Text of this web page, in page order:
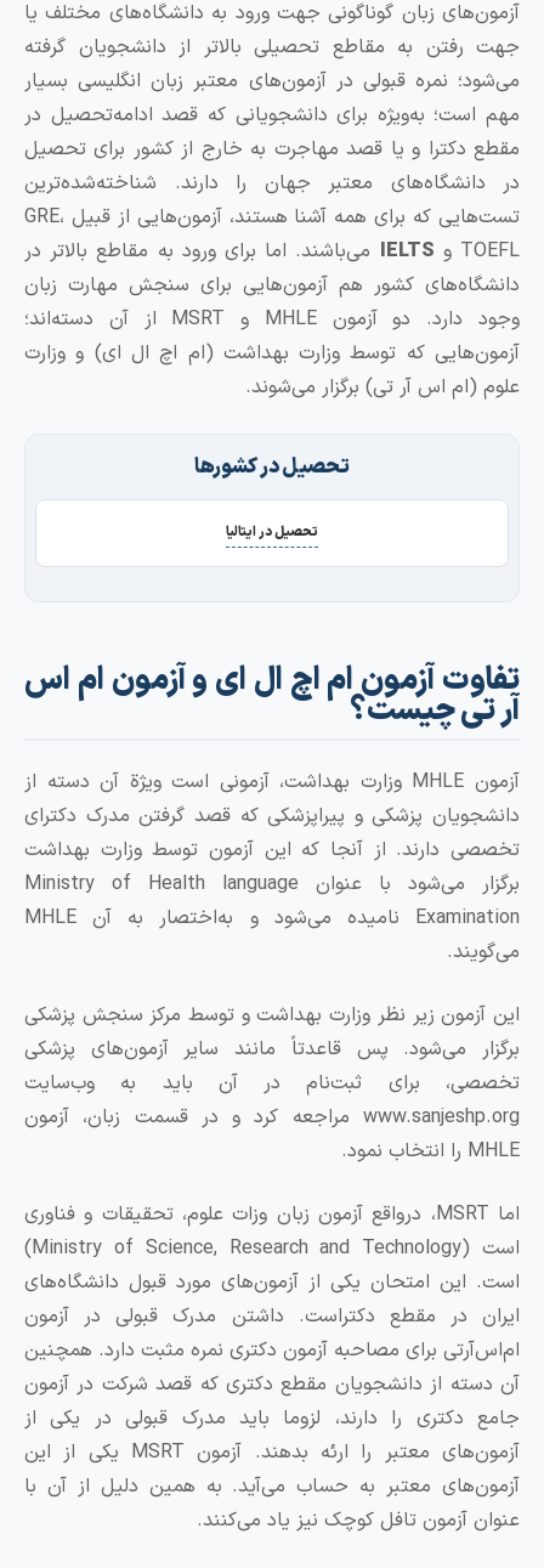
زبان گوناگونی جهت ورود به دانشگاه‌های مختلف یا
به مقاطع تحصیلی بالاتر از دانشجویان گرفته
نمره قبولی در آزمون‌های معتبر زبان انگلیسی بسیار
به‌ویژه برای دانشجویانی که قصد ادامه‌‌تحصیل در
و یا قصد مهاجرت به خارج از کشور برای تحصیل
معتبر جهان را دارند. شناخته‌شده‌ترین
تست‌هایی که برای همه آشنا هستند، آزمون‌هایی از قبیل GRE،
IELTSمی‌باشند. اما برای ورود به مقاطع بالاتر در
کشور هم آزمون‌هایی برای سنجش مهارت زبان
وجود دارد. دو آزمون MHLE و MSRT از آن دسته‌اند؛
که توسط وزارت بهداشت (ام اچ ال ای) و وزارت
اس آر تی) برگزار می‌شوند.
تحصیل در کشورها
تحصیل در ایتالیا
آزمون ام اچ ال ای و آزمون ام اس
چیست؟
آزمون MHLE وزارت بهداشت، آزمونی است ویژة آن دسته از
پزشکی و پیراپزشکی که قصد گرفتن مدرک دکترای
دارند. از آنجا که این آزمون توسط وزارت بهداشت
برگزار می‌شود با عنوان Ministry of Health language
Examination نامیده می‌شود و به‌اختصار به آن MHLE
زیر نظر وزارت بهداشت و توسط مرکز سنجش پزشکی
می‌شود. پس قاعدتاً مانند سایر آزمون‌های پزشکی
برای ثبت‌نام در آن باید به وب‌سایت
www.sanjeshp.org مراجعه کرد و در قسمت زبان، آزمون
اما MSRT، درواقع آزمون زبان وزات علوم، تحقیقات و فناوری
است (Ministry of Science, Research and Technology)
امتحان یکی از آزمون‌های مورد قبول دانشگاه‌های
در مقطع دکتراست. داشتن مدرک قبولی در آزمون
برای مصاحبه آزمون دکتری نمره مثبت دارد. همچنین
از دانشجویان مقطع دکتری که قصد شرکت در آزمون
را دارند، لزوما باید مدرک قبولی در یکی از
آزمون‌های معتبر را ارئه بدهند. آزمون MSRT یکی از این
معتبر به حساب می‌آید. به همین دلیل از آن با
آزمون تافل کوچک نیز یاد می‌کنند.